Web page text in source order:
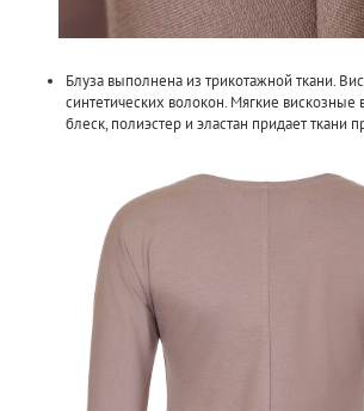
Блуза выполнена из трикотажной ткани.
синтетических волокон. Мягкие вискозные
блеск, полиэстер и эластан придает ткани